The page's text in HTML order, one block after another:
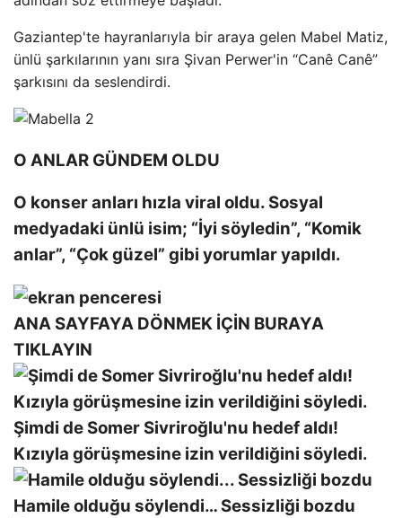
Gaziantep'te hayranlarıyla bir araya gelen Mabel Matiz,
ünlü şarkılarının yanı sıra Şivan Perwer'in “Canê Canê”
şarkısını da seslendirdi.
O ANLAR GÜNDEM OLDU
O konser anları hızla viral oldu. Sosyal
medyadaki ünlü isim; “İyi söyledin”, “Komik
anlar”, “Çok güzel” gibi yorumlar yapıldı.
ANA SAYFAYA DÖNMEK İÇİN BURAYA
TIKLAYIN
Şimdi de Somer Sivriroğlu'nu hedef aldı!
Kızıyla görüşmesine izin verildiğini söyledi.
Hamile olduğu söylendi… Sessizliği bozdu